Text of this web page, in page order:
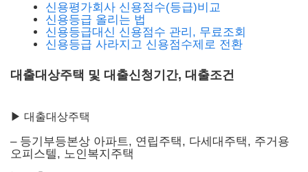
신용평가회사 신용점수(등급)비교
신용등급 올리는 법
신용등급대신 신용점수 관리, 무료조회
신용등급 사라지고 신용점수제로 전환
대출대상주택 및 대출신청기간, 대출조건
▶ 대출대상주택
– 등기부등본상 아파트, 연립주택, 다세대주택, 주거용
오피스텔, 노인복지주택